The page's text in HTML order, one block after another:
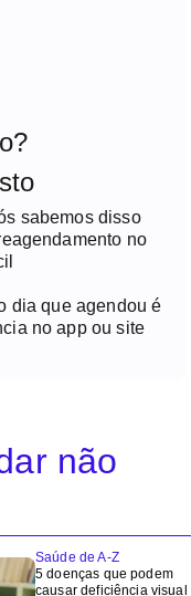
sabemos disso
no
dia que agendou é
no app ou site
não
Saúde de A-Z
5 doenças que podem
causar deficiência visual